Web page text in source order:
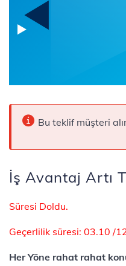
Bu teklif müşteri
İş Avantaj Artı
​​​​Süresi Doldu.
​​​​Geçerlilik süresi: 03.10 /
Her Yöne rahat rahat